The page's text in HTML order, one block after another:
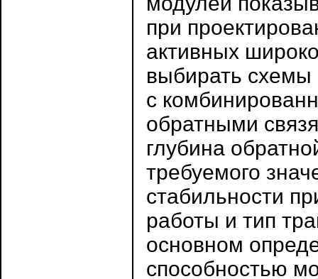
при
активных
выбирать
с
обратными
глубина
требуемого
стабильности
работы и тип
основном
способностью